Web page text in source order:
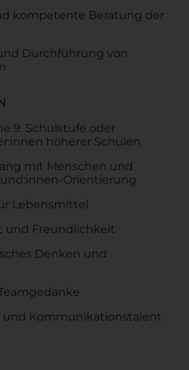
kompetente Beratung der
Durchführung von
9. Schulstufe oder
höherer Schulen
mit Menschen und
Orientierung
Lebensmittel
und Freundlichkeit
Denken und
und Kommunikationstalent